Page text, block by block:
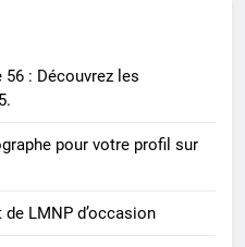
56 : Découvrez les
pour votre profil sur
LMNP d’occasion